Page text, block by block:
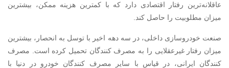
عاقلانه‌ترین رفتار اقتصادی دارد که با کمترین هزینه ممکن، بیشترین
میزان مطلوبیت را حاصل کند.
صنعت خودروسازی داخلی، در سه دهه اخیر با توسل به انحصار، بیشترین
میزان رفتار غیرعقلایی را به مصرف کنندگان تحمیل کرده است. مصرف
کنندگان ایرانی، در قیاس با سایر مصرف کنندگان خودرو در دنیا با